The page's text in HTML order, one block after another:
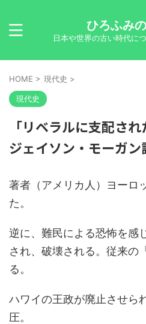
ひろふみ
日本や世界の古い時代に
HOME > 現代史 >
現代史
「リベラルに支配さ
ジェイソン・モーガン
著者（アメリカ人）ヨーロ
た。
逆に、難民による恐怖を感
され、破壊される。従来の
る。
ハワイの王政が廃止させら
圧。